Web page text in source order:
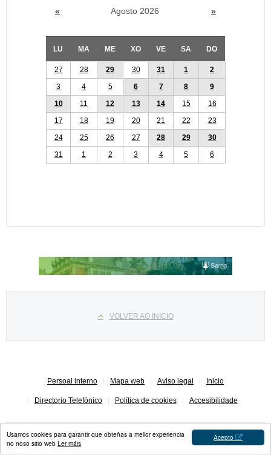
Acepto
Usamos cookies para garantir que obteñas a mellor experiencia
no noso sitio web Ler máis
« Agosto 2026 »
LU MA ME XO VE SA DO
27 28 29 30 31 1
2
3
4 5 6 7 8
9
10
11 12 13 14 15
16
17
18 19 20 21 22
23
24
25 26 27 28 29
30
31
1 2 3 4 5 6
VOLVER AO INICIO
Persoal interno Mapa web Aviso legal Inicio
Directorio Telefónico Política de cookies Accesibilidade